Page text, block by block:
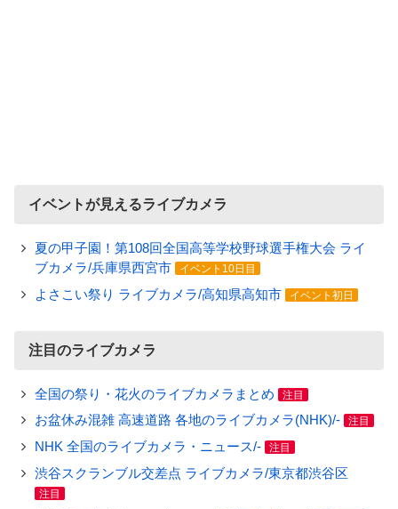
イベントが見えるライブカメラ
夏の甲子園！第108回全国高等学校野球選手権大会 ライ
ブカメラ/兵庫県西宮市
イベント10日目
よさこい祭り ライブカメラ/高知県高知市 イベント初日
注目のライブカメラ
全国の祭り・花火のライブカメラまとめ 注目
お盆休み混雑 高速道路 各地のライブカメラ(NHK)/- 注目
NHK 全国のライブカメラ・ニュース/- 注目
渋谷スクランブル交差点 ライブカメラ/東京都渋谷区
注目